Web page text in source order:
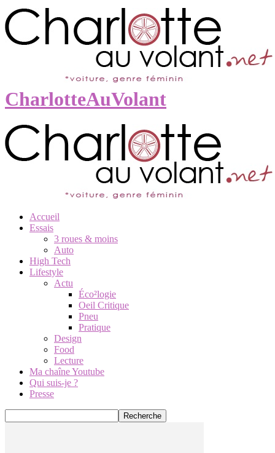
CharlotteAuVolant
Accueil
Essais
3 roues & moins
Auto
High Tech
Lifestyle
Actu
Éco²logie
Oeil Critique
Pneu
Pratique
Design
Food
Lecture
Ma chaîne Youtube
Qui suis-je ?
Presse